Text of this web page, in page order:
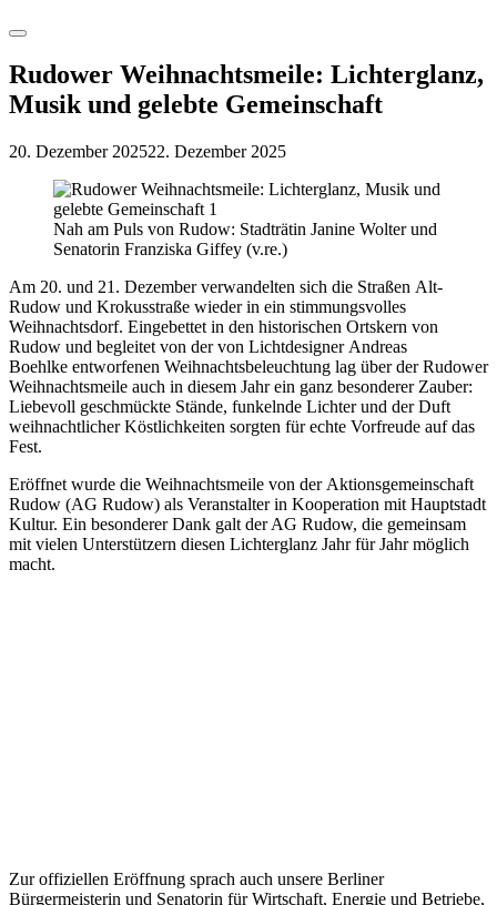
Menu
Rudower Weihnachtsmeile: Lichterglanz,
Musik und gelebte Gemeinschaft
20. Dezember 202522. Dezember 2025
Nah am Puls von Rudow: Stadträtin Janine Wolter und
Senatorin Franziska Giffey (v.re.)
Am 20. und 21. Dezember verwandelten sich die Straßen Alt-
Rudow und Krokusstraße wieder in ein stimmungsvolles
Weihnachtsdorf. Eingebettet in den historischen Ortskern von
Rudow und begleitet von der von Lichtdesigner Andreas
Boehlke entworfenen Weihnachtsbeleuchtung lag über der Rudower
Weihnachtsmeile auch in diesem Jahr ein ganz besonderer Zauber:
Liebevoll geschmückte Stände, funkelnde Lichter und der Duft
weihnachtlicher Köstlichkeiten sorgten für echte Vorfreude auf das
Fest.
Eröffnet wurde die Weihnachtsmeile von der Aktionsgemeinschaft
Rudow (AG Rudow) als Veranstalter in Kooperation mit Hauptstadt
Kultur. Ein besonderer Dank galt der AG Rudow, die gemeinsam
mit vielen Unterstützern diesen Lichterglanz Jahr für Jahr möglich
macht.
Zur offiziellen Eröffnung sprach auch unsere Berliner
Bürgermeisterin und Senatorin für Wirtschaft, Energie und Betriebe,